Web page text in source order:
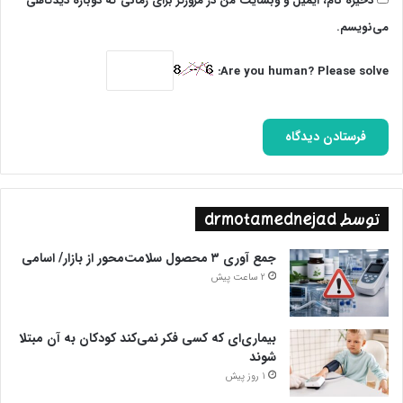
می‌نویسم.
Are you human? Please solve:
توسط drmotamednejad
جمع آوری ۳ محصول سلامت‌محور از بازار/ اسامی
2 ساعت پیش
بیماری‌ای که کسی فکر نمی‌کند کودکان به آن مبتلا
شوند
1 روز پیش